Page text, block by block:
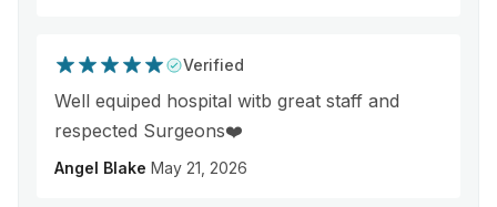
Verified
Well equiped hospital witb great staff and
respected Surgeons❤️
Angel Blake May 21, 2026